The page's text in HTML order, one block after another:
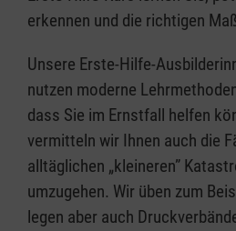
erkennen und die richtigen
Unsere Erste-Hilfe-
nutzen moderne
dass Sie im Ernstfall helfen
vermitteln wir Ihnen auch die
alltäglichen „kleineren”
umzugehen. Wir üben zum
legen aber auch